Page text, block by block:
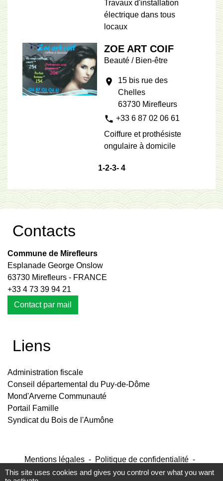
Travaux d'installation
électrique dans tous
locaux
ZOE ART COIF
Beauté / Bien-être
location_on
15 bis rue des
Chelles
63730 Mirefleurs
phone +33 6 87 02 06 61
Coiffure et prothésiste
ongulaire à domicile
1-2-3- 4
Contacts
Commune de Mirefleurs
Esplanade George Onslow
63730 Mirefleurs - FRANCE
+33 4 73 39 94 21
Contact par mail
Liens
Administration fiscale
Conseil départemental du Puy-de-Dôme
Mond'Arverne Communauté
Portail Famille
Syndicat du Bois de l'Aumône
Mentions légales - Politique de confidentialité -
Accessibilité - Plan du site - Gestion des cookies
This site uses cookies and gives you control over what you want